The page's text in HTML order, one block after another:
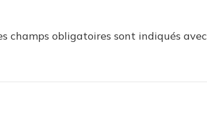
champs obligatoires sont indiqués avec